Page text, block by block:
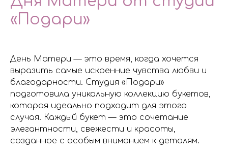
«Подари»
День Матери — это время, когда хочется
выразить самые искренние чувства любви и
благодарности. Студия «Подари»
подготовила уникальную коллекцию букетов,
которая идеально подходит для этого
случая. Каждый букет — это сочетание
элегантности, свежести и красоты,
созданное с особым вниманием к деталям.